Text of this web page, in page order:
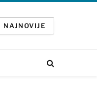
NAJNOVIJE